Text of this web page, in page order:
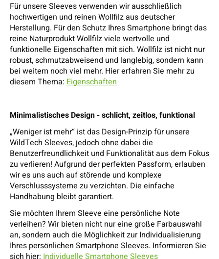
Für unsere Sleeves verwenden wir ausschließlich
hochwertigen und reinen Wollfilz aus deutscher
Herstellung. Für den Schutz Ihres Smartphone bringt das
reine Naturprodukt Wollfilz viele wertvolle und
funktionelle Eigenschaften mit sich. Wollfilz ist nicht nur
robust, schmutzabweisend und langlebig, sondern kann
bei weitem noch viel mehr. Hier erfahren Sie mehr zu
diesem Thema: Eigenschaften
Minimalistisches Design - schlicht, zeitlos, funktional
„Weniger ist mehr“ ist das Design-Prinzip für unsere
WildTech Sleeves, jedoch ohne dabei die
Benutzerfreundlichkeit und Funktionalität aus dem Fokus
zu verlieren! Aufgrund der perfekten Passform, erlauben
wir es uns auch auf störende und komplexe
Verschlusssysteme zu verzichten. Die einfache
Handhabung bleibt garantiert.
Sie möchten Ihrem Sleeve eine persönliche Note
verleihen? Wir bieten nicht nur eine große Farbauswahl
an, sondern auch die Möglichkeit zur Individualisierung
Ihres persönlichen Smartphone Sleeves. Informieren Sie